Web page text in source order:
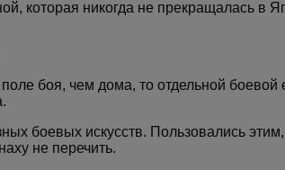
которая никогда не прекращалась
боя, чем дома, то отдельной
боевых искусств. Пользовались
не перечить.